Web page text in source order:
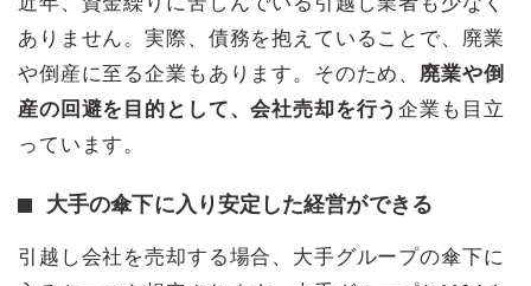
ありません。実際、債務を抱えていることで、廃業
や倒産に至る企業もあります。そのため、 廃業や倒
産の回避を目的として、会社売却を行う企業も目立
っています。
大手の傘下に入り安定した経営ができる
引越し会社を売却する場合、大手グループの傘下に